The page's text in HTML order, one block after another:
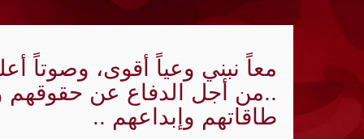
#مخيم خان الشيح #النسائية
"أشد" ومنظمة الجيل الجديد "مجد" ينظمان
«الديمقراطية»: عدوان الإحتلال المتواصل
معاً نبني وعياً أقوى، وصوتاً
..من أجل الدفاع عن حقوقهم
طاقاتهم وإبداعهم ..